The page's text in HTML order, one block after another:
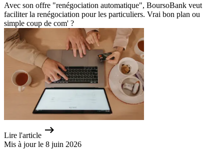
Avec son offre "renégociation automatique", BoursoBank veut
faciliter la renégociation pour les particuliers. Vrai bon plan ou
simple coup de com' ?
Lire l'article
Mis à jour le 8 juin 2026